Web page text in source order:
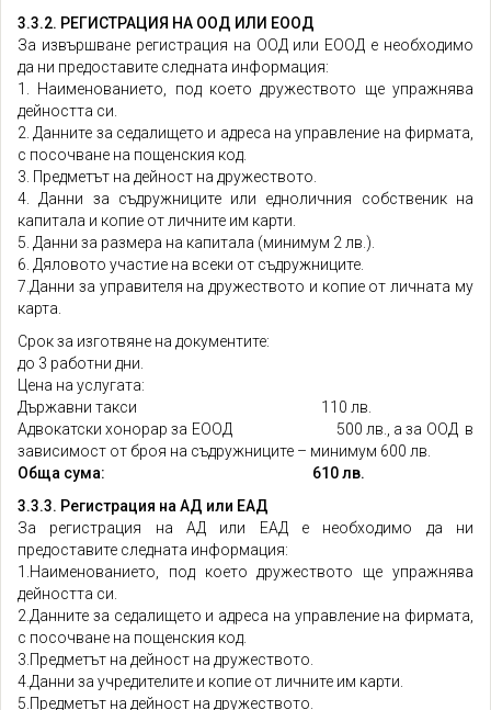
3.3.2. РЕГИСТРАЦИЯ НА ООД ИЛИ ЕООД
За извършване регистрация на ООД или ЕООД е необходимо
да ни предоставите следната информация:
1. Наименованието, под което дружеството ще упражнява
дейността си.
2. Данните за седалището и адреса на управление на фирмата,
с посочване на пощенския код.
3. Предметът на дейност на дружеството.
4. Данни за съдружниците или едноличния собственик на
капитала и копие от личните им карти.
5. Данни за размера на капитала (минимум 2 лв.).
6. Дяловото участие на всеки от съдружниците.
7.Данни за управителя на дружеството и копие от личната му
карта.
Срок за изготвяне на документите:
до 3 работни дни.
Цена на услугата:
Държавни такси 110 лв.
Адвокатски хонорар за ЕООД 500 лв., а за ООД в
зависимост от броя на съдружниците – минимум 600 лв.
Обща сума: 610 лв.
3.3.3. Регистрация на АД или ЕАД
За регистрация на АД или ЕАД е необходимо да ни
предоставите следната информация:
1.Наименованието, под което дружеството ще упражнява
дейността си.
2.Данните за седалището и адреса на управление на фирмата,
с посочване на пощенския код.
3.Предметът на дейност на дружеството.
4.Данни за учредителите и копие от личните им карти.
5.Предметът на дейност на дружеството.